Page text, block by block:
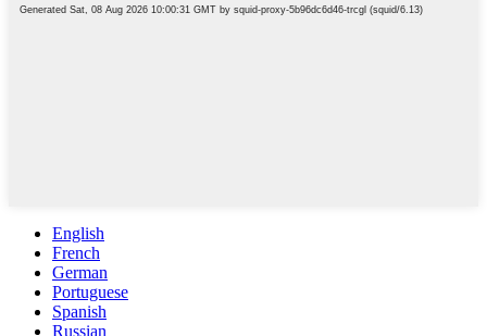
English
French
German
Portuguese
Spanish
Russian